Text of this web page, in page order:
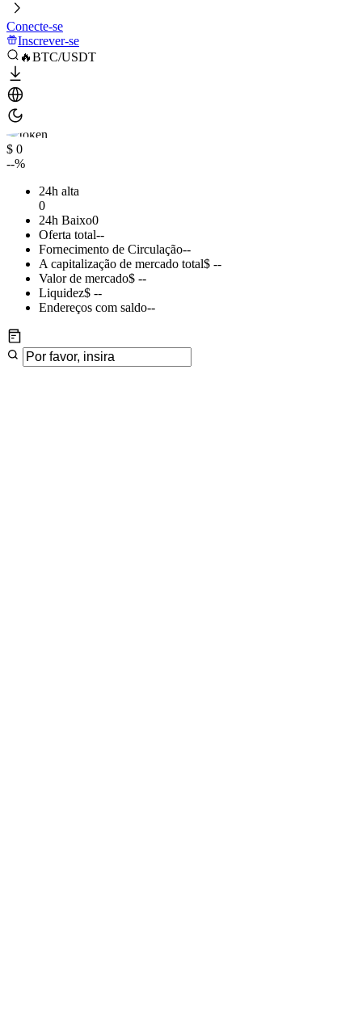
Conecte-se
Inscrever-se
🔥BTC/USDT
$ 0
--%
24h alta
0
24h Baixo0
Oferta total--
Fornecimento de Circulação--
A capitalização de mercado total$ --
Valor de mercado$ --
Liquidez$ --
Endereços com saldo--